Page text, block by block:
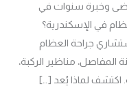
وخبرة سنوات في
في الإسكندرية؟
جراحة العظام
مناظير الركبة،
اكتشف لماذا يُعد […]